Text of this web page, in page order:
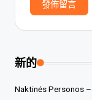
新的
Naktinės Personos